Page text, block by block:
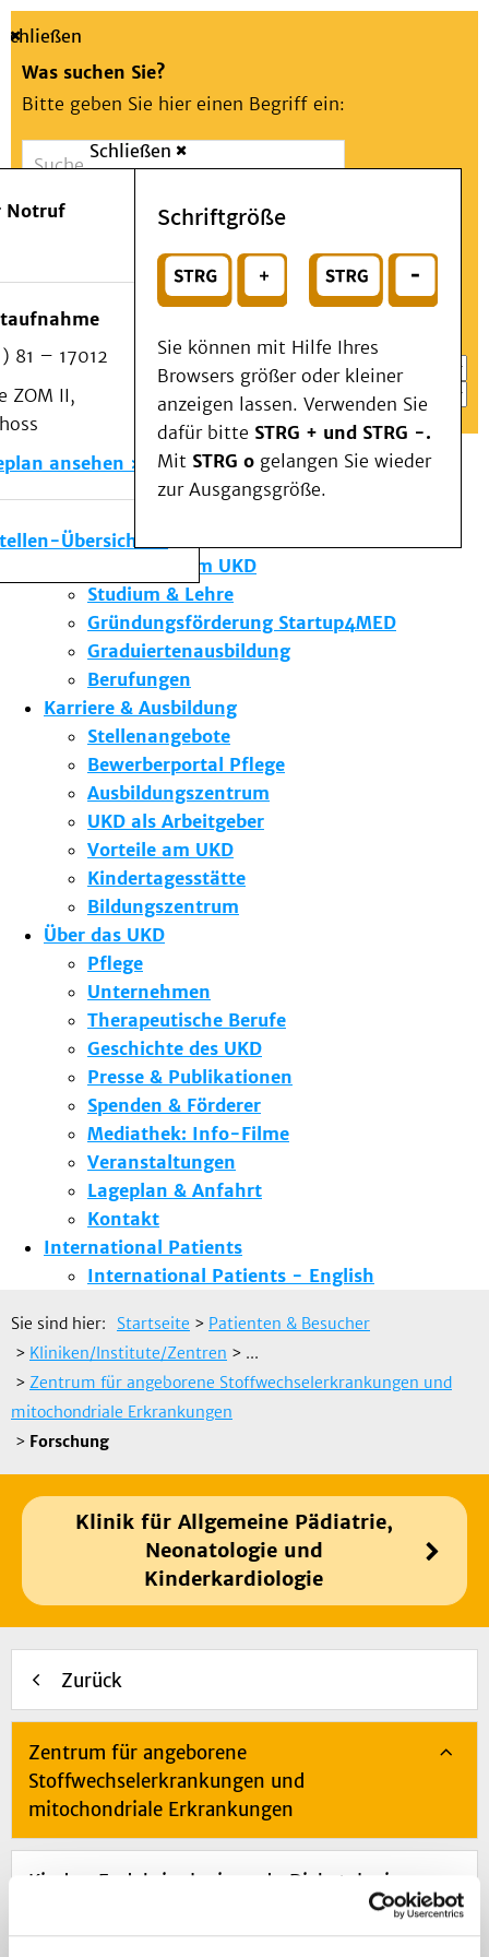
Suche
Schließen
Was suchen Sie?
Bitte geben Sie hier einen Begriff ein:
Suchen
oder
Wählen Sie ein Thema für Ihren Schnelleinstieg
Notfall
Schließen
Notruf
81 – 17012
ZOM II,
ansehen
Übersicht
Schriftgröße
Sie können mit Hilfe Ihres
Browsers größer oder kleiner
anzeigen lassen. Verwenden Sie
dafür bitte STRG + und STRG -.
Mit STRG o gelangen Sie wieder
zur Ausgangsgröße.
Menü
Patienten & Besucher
Kliniken/Institute/Zentren
Als Patient am UKD
Beratung und Unterstützung
Veranstaltungen
Kommunikation im Medizinwesen (KIM)
Notfall
Forschung & Lehre
Die Institute des UKD
Forschung am UKD
Studium & Lehre
Gründungsförderung Startup4MED
Graduiertenausbildung
Berufungen
Karriere & Ausbildung
Stellenangebote
Bewerberportal Pflege
Ausbildungszentrum
UKD als Arbeitgeber
Vorteile am UKD
Kindertagesstätte
Bildungszentrum
Über das UKD
Pflege
Unternehmen
Therapeutische Berufe
Geschichte des UKD
Presse & Publikationen
Spenden & Förderer
Mediathek: Info-Filme
Veranstaltungen
Lageplan & Anfahrt
Kontakt
International Patients
International Patients - English
Sie sind hier: Startseite > Patienten & Besucher
> Kliniken/Institute/Zentren > ...
> Zentrum für angeborene Stoffwechselerkrankungen und
mitochondriale Erkrankungen
> Forschung
Klinik für Allgemeine Pädiatrie,
Neonatologie und
Kinderkardiologie
Zurück
Zentrum für angeborene
Stoffwechselerkrankungen und
mitochondriale Erkrankungen
Kinder-Endokrinologie und -Diabetologie